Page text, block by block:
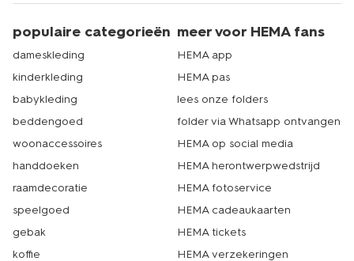
populaire categorieën
dameskleding
kinderkleding
babykleding
beddengoed
woonaccessoires
handdoeken
raamdecoratie
speelgoed
gebak
koffie
meer voor HEMA fans
HEMA app
HEMA pas
lees onze folders
folder via Whatsapp ontvangen
HEMA op social media
HEMA herontwerpwedstrijd
HEMA fotoservice
HEMA cadeaukaarten
HEMA tickets
HEMA verzekeringen